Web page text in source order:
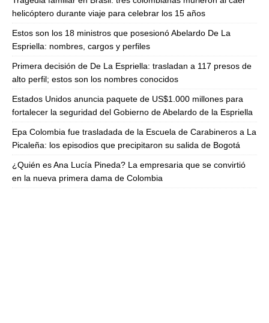
helicóptero durante viaje para celebrar los 15 años
Estos son los 18 ministros que posesionó Abelardo De La
Espriella: nombres, cargos y perfiles
Primera decisión de De La Espriella: trasladan a 117 presos de
alto perfil; estos son los nombres conocidos
Estados Unidos anuncia paquete de US$1.000 millones para
fortalecer la seguridad del Gobierno de Abelardo de la Espriella
Epa Colombia fue trasladada de la Escuela de Carabineros a La
Picaleña: los episodios que precipitaron su salida de Bogotá
¿Quién es Ana Lucía Pineda? La empresaria que se convirtió
en la nueva primera dama de Colombia